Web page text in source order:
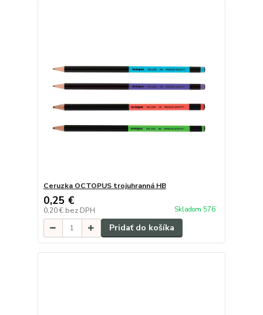
Ceruzka OCTOPUS trojuhranná HB
0,25 €
0,20 € bez DPH Skladom 576
Pridať do košíka